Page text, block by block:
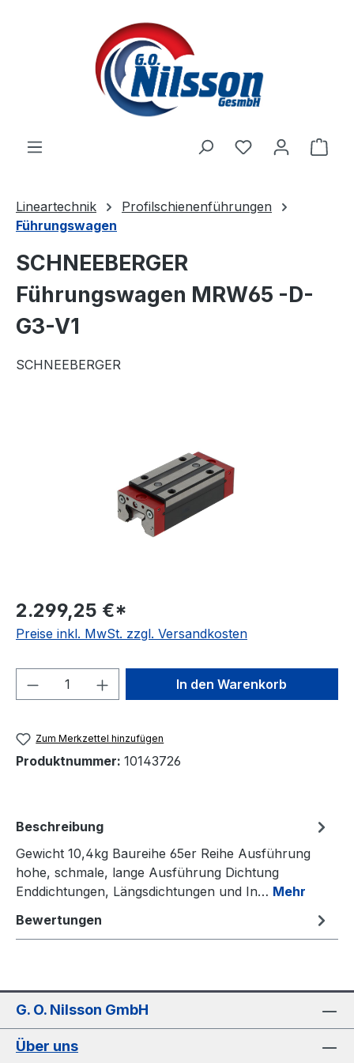
Zum Hauptinhalt springen
Lineartechnik
Profilschienenführungen
Führungswagen
SCHNEEBERGER
Führungswagen MRW65 -D-
G3-V1
SCHNEEBERGER
2.299,25 €*
Preise inkl. MwSt. zzgl. Versandkosten
Produkt Anzahl: Gib denIn den Warenkorb
Zum Merkzettel hinzufügen
Produktnummer: 10143726
Beschreibung
Gewicht 10,4kg Baureihe 65er Reihe Ausführung
hohe, schmale, lange Ausführung Dichtung
Enddichtungen, Längsdichtungen und In… Mehr
Bewertungen
G. O. Nilsson GmbH
Über uns